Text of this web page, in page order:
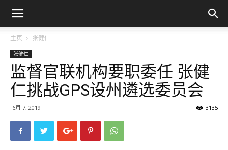
主页 张健仁
张健仁
监督官联机构要职委任 张健
仁挑战GPS设州遴选委员会
6月 7, 2019 3135